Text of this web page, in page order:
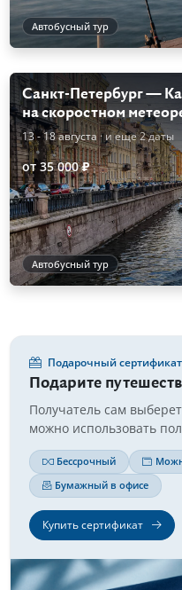
Автобусный тур
Санкт-Петербург —
на скоростном
13 - 18 августа· и еще 2 даты
от 35 000 ₽
Автобусный тур
Подарочный сертификат
Подарите
Получатель сам
можно использовать
Бессрочный
Бумажный в офисе
Купить сертификат